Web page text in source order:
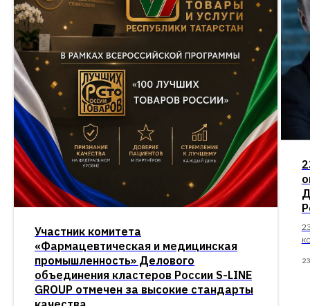
Участник комитета
«Фармацевтическая и медицинская
промышленность» Делового
объединения кластеров России S-LINE
GROUP отмечен за высокие стандарты